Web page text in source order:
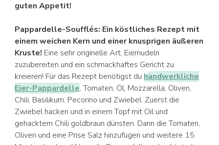
guten Appetit!
Pappardelle-Soufflés: Ein köstliches Rezept mit
einem weichen Kern und einer knusprigen äußeren
Kruste! Eine sehr originelle Art, Eiernudeln
zuzubereiten und ein schmackhaftes Gericht zu
kreieren! Für das Rezept benötigst du handwerkliche
Eier-Pappardelle, Tomaten, Öl, Mozzarella, Oliven,
Chili, Basilikum, Pecorino und Zwiebel. Zuerst die
Zwiebel hacken und in einem Topf mit Oil und
gehacktem Chili goldbraun dünsten. Dann die Tomaten,
Oliven und eine Prise Salz hinzufügen und weitere 15